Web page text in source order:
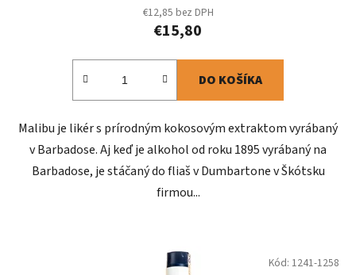
€12,85 bez DPH
€15,80
DO KOŠÍKA
Malibu je likér s prírodným kokosovým extraktom vyrábaný
v Barbadose. Aj keď je alkohol od roku 1895 vyrábaný na
Barbadose, je stáčaný do fliaš v Dumbartone v Škótsku
firmou...
Kód: 1241-1258